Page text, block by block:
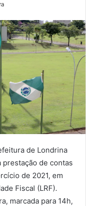
de Londrina
de contas
de 2021, em
Fiscal (LRF).
marcada para 14h,